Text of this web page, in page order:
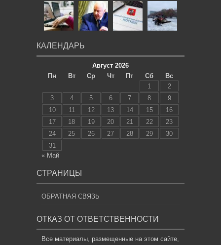
КАЛЕНДАРЬ
Август 2026
Пн
Вт Ср Чт Пт Сб
Вс
1
2
3
4 5 6 7 8
9
10
11 12 13 14 15
16
17
18 19 20 21 22
23
24
25 26 27 28 29
30
31
« Май
СТРАНИЦЫ
ОБРАТНАЯ СВЯЗЬ
ОТКАЗ ОТ ОТВЕТСТВЕННОСТИ
Все материалы, размещенные на этом сайте,